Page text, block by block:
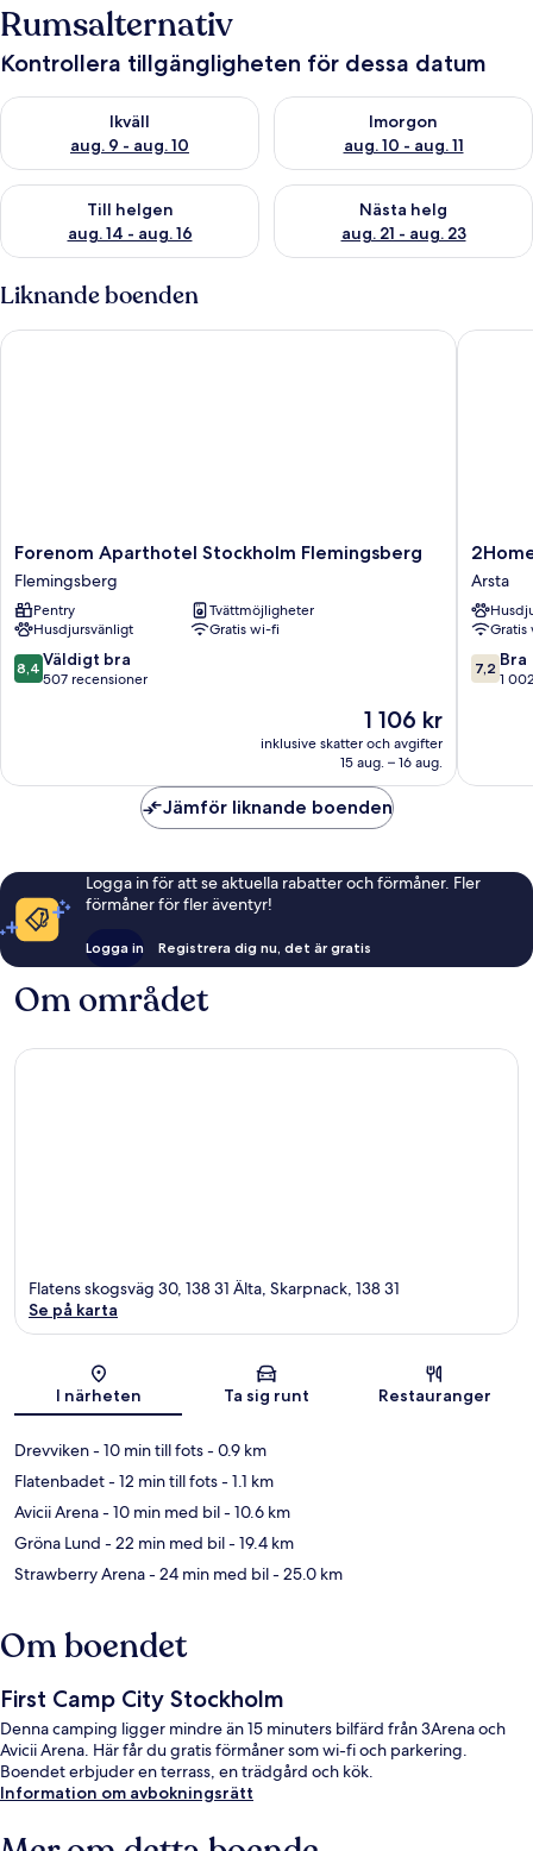
Rumsalternativ
Kontrollera tillgängligheten för dessa datum
Ikväll
aug. 9 - aug. 10
Kontrollera tillgängligheten för ikväll aug. 9 - aug. 10
Imorgon
aug. 10 - aug. 11
Kontrollera tillgängligheten
Till helgen
aug. 14 - aug. 16
Kontrollera tillgängligheten för den här helgen aug. 14 - aug.
Nästa helg
aug. 21 - aug. 23
Kontrollera tillgängligheten
Liknande boenden
Forenom
Aparthotel
Stockholm
Flemingsberg
Flemingsberg
Forenom Aparthotel Stockholm Flemingsberg
Flemingsberg
Pentry
Tvättmöjligheter
Husdjursvänligt
Gratis wi-fi
8.4
av
8,4 Väldigt bra
507 recensioner
Priset
1 106 kr
1 106 kr
inklusive skatter och avgifter
15 aug. – 16 aug.
Forenom Aparthotel Stockholm Flemingsberg
2Home
South
Arsta
Arsta
7.2
av
7,2 Bra
1
2Home
Jämför liknande boenden
Logga in för att se aktuella rabatter och förmåner. Fler
förmåner för fler äventyr!
Logga in Registrera dig nu, det är gratis
Om området
Karta
Flatens skogsväg 30, 138 31 Älta, Skarpnack, 138 31
Se på karta
I närheten Ta sig runt Restauranger
Drevviken- 10 min till fots- 0.9 km
Flatenbadet- 12 min till fots- 1.1 km
Avicii Arena- 10 min med bil- 10.6 km
Gröna Lund - 22 min med bil- 19.4 km
Strawberry Arena- 24 min med bil- 25.0 km
Om boendet
First Camp City Stockholm
Denna camping ligger mindre än 15 minuters bilfärd från 3Arena och
Avicii Arena. Här får du gratis förmåner som wi-fi och parkering.
Boendet erbjuder en terrass, en trädgård och kök.
Information om avbokningsrätt